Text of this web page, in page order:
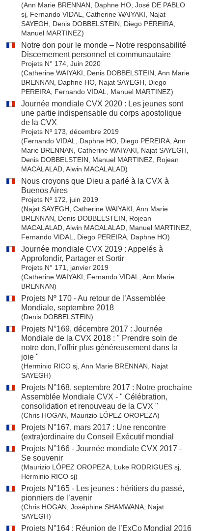
(Ann Marie BRENNAN, Daphne HO, José DE PABLO
sj, Fernando VIDAL, Catherine WAIYAKI, Najat
SAYEGH, Denis DOBBELSTEIN, Diego PEREIRA,
Manuel MARTINEZ)
Notre don pour le monde – Notre responsabilité
Discernement personnel et communautaire
Projets N° 174, Juin 2020
(Catherine WAIYAKI, Denis DOBBELSTEIN, Ann Marie
BRENNAN, Daphne HO, Najat SAYEGH, Diego
PEREIRA, Fernando VIDAL, Manuel MARTINEZ)
Journée mondiale CVX 2020 : Les jeunes sont
une partie indispensable du corps apostolique
de la CVX
Projets Nº 173, décembre 2019
(Fernando VIDAL, Daphne HO, Diego PEREIRA, Ann
Marie BRENNAN, Catherine WAIYAKI, Najat SAYEGH,
Denis DOBBELSTEIN, Manuel MARTINEZ, Rojean
MACALALAD, Alwin MACALALAD)
Nous croyons que Dieu a parlé à la CVX à
Buenos Aires
Projets Nº 172, juin 2019
(Najat SAYEGH, Catherine WAIYAKI, Ann Marie
BRENNAN, Denis DOBBELSTEIN, Rojean
MACALALAD, Alwin MACALALAD, Manuel MARTINEZ,
Fernando VIDAL, Diego PEREIRA, Daphne HO)
Journée mondiale CVX 2019 : Appelés à
Approfondir, Partager et Sortir
Projets N° 171, janvier 2019
(Catherine WAIYAKI, Fernando VIDAL, Ann Marie
BRENNAN)
Projets Nº 170 - Au retour de l’Assemblée
Mondiale, septembre 2018
(Denis DOBBELSTEIN)
Projets N°169, décembre 2017 : Journée
Mondiale de la CVX 2018 : " Prendre soin de
notre don, l’offrir plus généreusement dans la
joie "
(Herminio RICO sj, Ann Marie BRENNAN, Najat
SAYEGH)
Projets N°168, septembre 2017 : Notre prochaine
Assemblée Mondiale CVX - " Célébration,
consolidation et renouveau de la CVX "
(Chris HOGAN, Maurizio LÓPEZ OROPEZA)
Projets N°167, mars 2017 : Une rencontre
(extra)ordinaire du Conseil Exécutif mondial
Projets N°166 - Journée mondiale CVX 2017 -
Se souvenir
(Maurizio LÓPEZ OROPEZA, Luke RODRIGUES sj,
Herminio RICO sj)
Projets N°165 - Les jeunes : héritiers du passé,
pionniers de l’avenir
(Chris HOGAN, Joséphine SHAMWANA, Najat
SAYEGH)
Projets N°164 : Réunion de l’ExCo Mondial 2016